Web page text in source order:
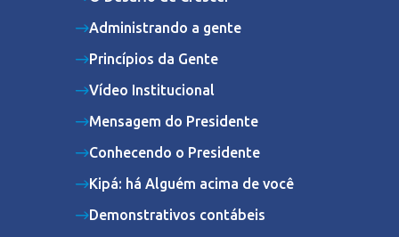
Administrando a gente
Princípios da Gente
Vídeo Institucional
Mensagem do Presidente
Conhecendo o Presidente
Kipá: há Alguém acima de você
Demonstrativos contábeis